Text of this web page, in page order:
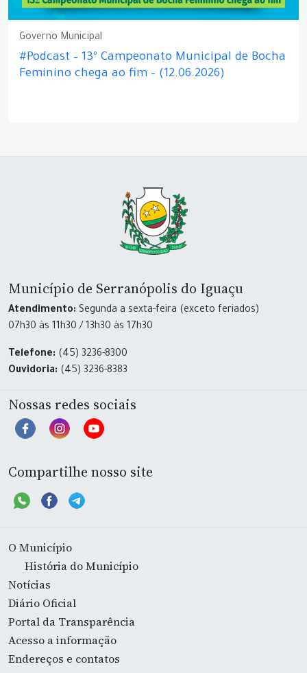
Governo Municipal
#Podcast – 13º Campeonato Municipal de Bocha
Feminino chega ao fim – (12.06.2026)
Município de Serranópolis do Iguaçu
Atendimento: Segunda a sexta-feira (exceto feriados)
07h30 às 11h30 / 13h30 às 17h30
Telefone: (45) 3236-8300
Ouvidoria: (45) 3236-8383
Nossas redes sociais
Compartilhe nosso site
O Município
História do Município
Notícias
Diário Oficial
Portal da Transparência
Acesso a informação
Endereços e contatos